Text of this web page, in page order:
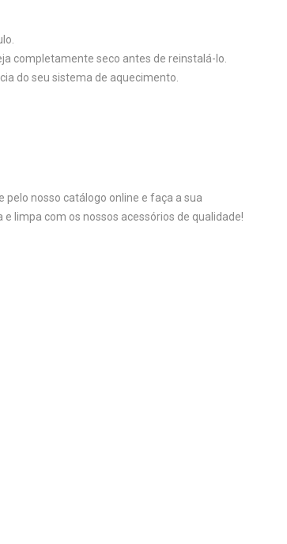
completamente seco antes de reinstalá-lo.
do seu sistema de aquecimento.
pelo nosso catálogo online e faça a sua
limpa com os nossos acessórios de qualidade!